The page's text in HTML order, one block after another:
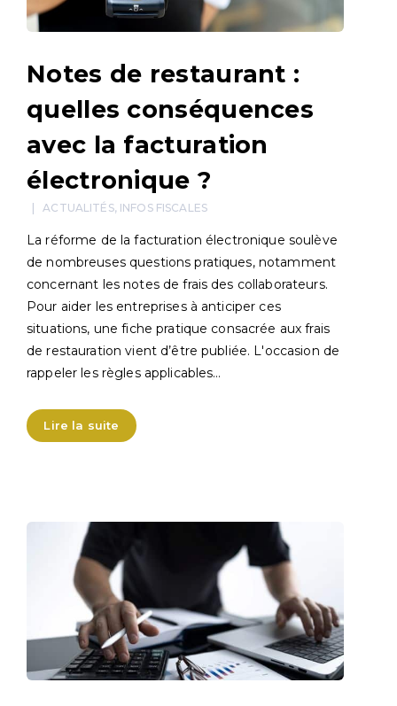
Notes de restaurant :
quelles conséquences
avec la facturation
électronique ?
ACTUALITÉS, INFOS FISCALES
La réforme de la facturation électronique soulève
de nombreuses questions pratiques, notamment
concernant les notes de frais des collaborateurs.
Pour aider les entreprises à anticiper ces
situations, une fiche pratique consacrée aux frais
de restauration vient d’être publiée. L'occasion de
rappeler les règles applicables…
Lire la suite